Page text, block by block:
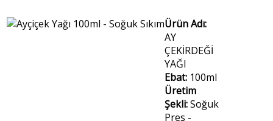
Ürün Adı:
AY
ÇEKİRDEĞİ
YAĞI
Ebat: 100ml
Üretim
Şekli:Soğuk
Pres -